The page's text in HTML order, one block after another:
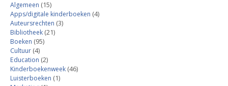
Algemeen (15)
Apps/digitale kinderboeken (4)
Auteursrechten (3)
Bibliotheek (21)
Boeken (95)
Cultuur (4)
Education (2)
Kinderboekenweek (46)
Luisterboeken (1)